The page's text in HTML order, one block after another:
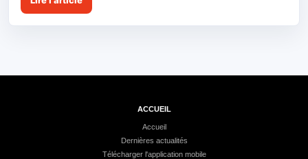
ACCUEIL
Accueil
Dernières actualités
Télécharger l'application mobile